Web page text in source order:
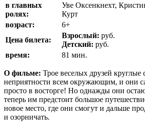
в главных
ролях:
Уве Оксенкнехт,
Курт
возраст:
6+
Цена билета:
Взрослый: руб.
Детский: руб.
время:
81 мин.
О фильме: Трое веселых друзей круглые
неприятности всем окружающим, и они
просто в восторге! Но однажды они
теперь им предстоит большое
новое место, где они смогут и дальше
и озорничать.